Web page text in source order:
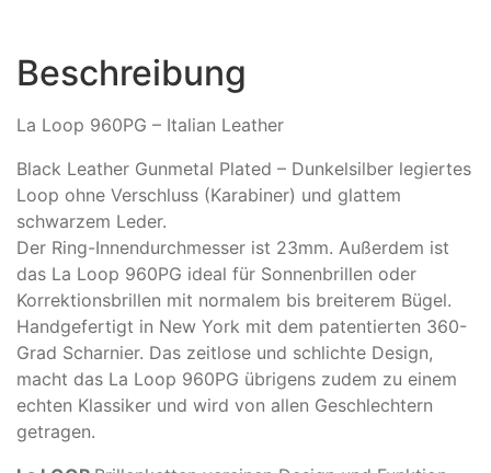
Beschreibung
La Loop 960PG – Italian Leather
Black Leather Gunmetal Plated – Dunkelsilber legiertes
Loop ohne Verschluss (Karabiner) und glattem
schwarzem Leder.
Der Ring-Innendurchmesser ist 23mm. Außerdem ist
das La Loop 960PG ideal für Sonnenbrillen oder
Korrektionsbrillen mit normalem bis breiterem Bügel.
Handgefertigt in New York mit dem patentierten 360-
Grad Scharnier. Das zeitlose und schlichte Design,
macht das La Loop 960PG übrigens zudem zu einem
echten Klassiker und wird von allen Geschlechtern
getragen.